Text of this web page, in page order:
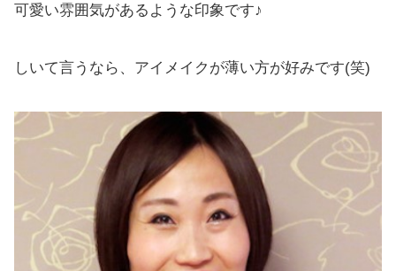
可愛い雰囲気があるような印象です♪
しいて言うなら、アイメイクが薄い方が好みです(笑)